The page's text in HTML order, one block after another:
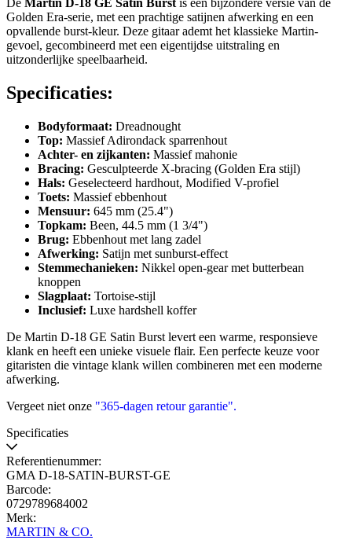
De Martin D-18 GE Satin Burst is een bijzondere versie van de
Golden Era-serie, met een prachtige satijnen afwerking en een
opvallende burst-kleur. Deze gitaar ademt het klassieke Martin-
gevoel, gecombineerd met een eigentijdse uitstraling en
uitzonderlijke speelbaarheid.
Specificaties:
Bodyformaat: Dreadnought
Top: Massief Adirondack sparrenhout
Achter- en zijkanten: Massief mahonie
Bracing: Gesculpteerde X-bracing (Golden Era stijl)
Hals: Geselecteerd hardhout, Modified V-profiel
Toets: Massief ebbenhout
Mensuur: 645 mm (25.4")
Topkam: Been, 44.5 mm (1 3/4")
Brug: Ebbenhout met lang zadel
Afwerking: Satijn met sunburst-effect
Stemmechanieken: Nikkel open-gear met butterbean
knoppen
Slagplaat: Tortoise-stijl
Inclusief: Luxe hardshell koffer
De Martin D-18 GE Satin Burst levert een warme, responsieve
klank en heeft een unieke visuele flair. Een perfecte keuze voor
gitaristen die vintage klank willen combineren met een moderne
afwerking.
Vergeet niet onze "365-dagen retour garantie".
Specificaties
Referentienummer:
GMA D-18-SATIN-BURST-GE
Barcode:
0729789684002
Merk:
MARTIN & CO.